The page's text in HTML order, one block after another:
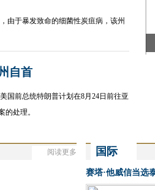
由于暴发致命的细菌性炭疽病，该州
自首
国前总统特朗普计划在8月24日前往亚
的处理。
阅读更多
国际
International
赛塔·他威信当选